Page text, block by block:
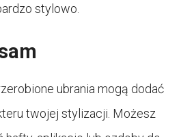
stylowo.
ubrania mogą dodać
twojej stylizacji. Możesz